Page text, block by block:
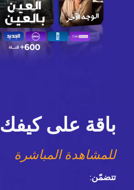
باقة على كيفك
للمشاهدة المباشرة
تتضمّن: